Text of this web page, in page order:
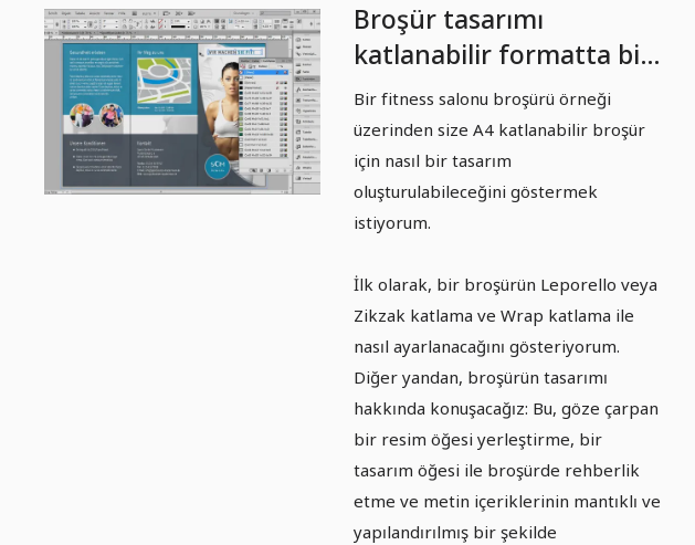
Broşür tasarımı
katlanabilir formatta bir
spor salonu/fitness
stüdyosu örneğiyle -
Bölüm 2
Bir fitness salonu broşürü örneği
üzerinden size A4 katlanabilir broşür
için nasıl bir tasarım
oluşturulabileceğini göstermek
istiyorum.
İlk olarak, bir broşürün Leporello veya
Zikzak katlama ve Wrap katlama ile
nasıl ayarlanacağını gösteriyorum.
Diğer yandan, broşürün tasarımı
hakkında konuşacağız: Bu, göze çarpan
bir resim öğesi yerleştirme, bir
tasarım öğesi ile broşürde rehberlik
etme ve metin içeriklerinin mantıklı ve
yapılandırılmış bir şekilde